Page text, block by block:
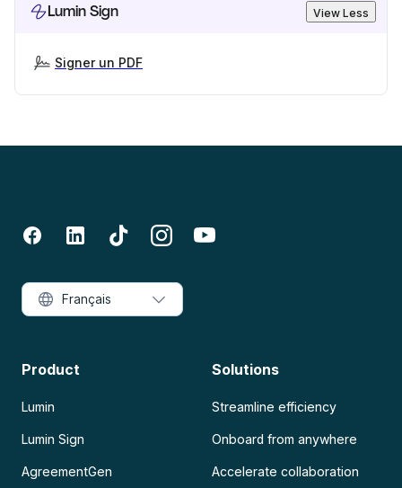
Lumin Sign View Less
Signer un PDF
Product
Lumin
Lumin Sign
AgreementGen
Solutions
Streamline efficiency
Onboard from anywhere
Accelerate collaboration
Français